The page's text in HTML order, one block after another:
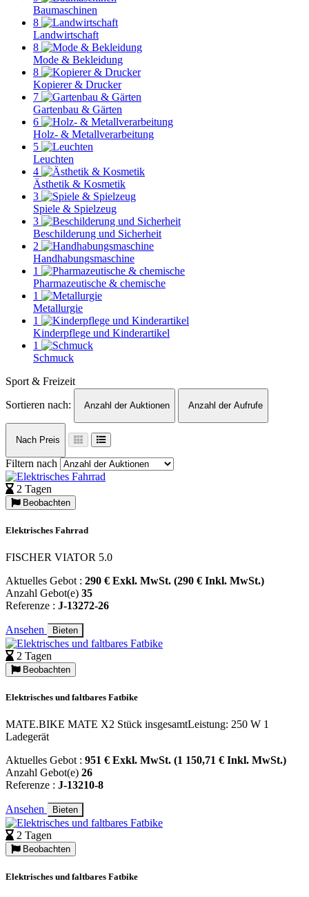
Baumaschinen
8
Landwirtschaft
8
Mode & Bekleidung
8
Kopierer & Drucker
7
Gartenbau & Gärten
6
Holz- & Metallverarbeitung
5
Leuchten
4
Ästhetik & Kosmetik
3
Spiele & Spielzeug
3
Beschilderung und Sicherheit
2
Handhabungsmaschine
1
Pharmazeutische & chemische
1
Metallurgie
1
Kinderpflege und Kinderartikel
1
Schmuck
Sport & Freizeit
Sortieren nach:
Anzahl der Auktionen Anzahl der Aufrufe
Nach Preis
Filtern nach
2 Tagen
Beobachten
Elektrisches Fahrrad
FISCHER VIATOR 5.0
Aktuelles Gebot : 290 € Exkl. MwSt. (290 € Inkl. MwSt.)
Anzahl Gebot(e) 35
Referenze : J-13272-26
Ansehen Bieten
2 Tagen
Beobachten
Elektrisches und faltbares Fatbike
MATE.BIKE MATE X2 Stück insgesamtLeistung: 250 W 1
Ladegerät
Aktuelles Gebot : 951 € Exkl. MwSt. (1 150,71 € Inkl. MwSt.)
Anzahl Gebot(e) 26
Referenze : J-13210-8
Ansehen Bieten
2 Tagen
Beobachten
Elektrisches und faltbares Fatbike